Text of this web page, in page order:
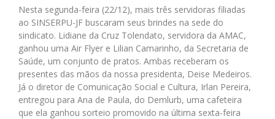
Nesta segunda-feira (22/12), mais três servidoras filiadas
ao SINSERPU-JF buscaram seus brindes na sede do
sindicato. Lidiane da Cruz Tolendato, servidora da AMAC,
ganhou uma Air Flyer e Lilian Camarinho, da Secretaria de
Saúde, um conjunto de pratos. Ambas receberam os
presentes das mãos da nossa presidenta, Deise Medeiros.
Já o diretor de Comunicação Social e Cultura, Irlan Pereira,
entregou para Ana de Paula, do Demlurb, uma cafeteira
que ela ganhou sorteio promovido na última sexta-feira